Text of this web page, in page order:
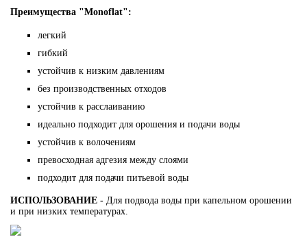
Преимущества "Monoflat":
легкий
гибкий
устойчив к низким давлениям
без производственных отходов
устойчив к расслаиванию
идеально подходит для орошения и подачи воды
устойчив к волочениям
превосходная адгезия между слоями
подходит для подачи питьевой воды
ИСПОЛЬЗОВАНИЕ - Для подвода воды при капельном орошении
и при низких температурах.